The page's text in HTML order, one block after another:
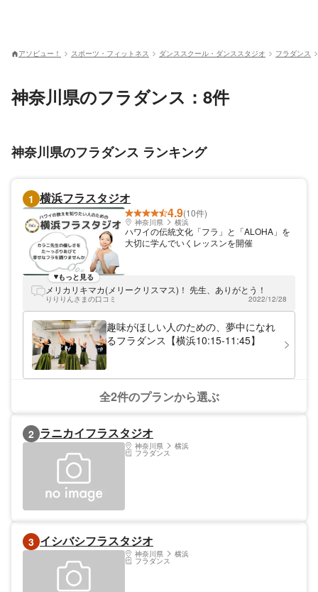
アソビュー！ スポーツ・フィットネス ダンススクール・ダンススタジオ フラダンス
神奈川県のフラダンス：8件
神奈川県のフラダンス ランキング
1 横浜フラスタジオ
4.9(10件)
神奈川県 横浜
ハワイの伝統文化「フラ」と「ALOHA」を
大切に学んでいくレッスンを開催
もっと見る
メリカリキマカ(メリークリスマス)！ 先生、ありがとう！
りりりんさまの口コミ 2022/12/28
趣味がほしい人のための、夢中になれ
るフラダンス【横浜10:15-11:45】
全2件のプランから選ぶ
2 ラニカイフラスタジオ
神奈川県 横浜
フラダンス
3 イシバシフラスタジオ
神奈川県 横浜
フラダンス